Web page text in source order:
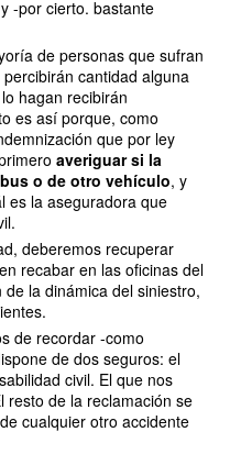
-por cierto. bastante
de personas que sufran
cantidad alguna
hagan recibirán
es así porque, como
que por ley
averiguar si la
o de otro vehículo, y
es la aseguradora que
deberemos recuperar
recabar en las oficinas del
la dinámica del siniestro,
de recordar -como
de dos seguros: el
civil. El que nos
resto de la reclamación se
cualquier otro accidente